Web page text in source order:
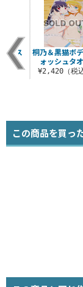
レス
込）
桐乃＆黒猫ボ
ォッシュタ
¥2,420（税込
この商品を買っ